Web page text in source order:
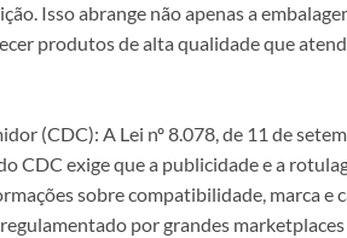
Isso abrange não apenas a
produtos de alta qualidade que
(CDC): A Lei nº 8.078, de 11 de
CDC exige que a publicidade e a
sobre compatibilidade, marca
regulamentado por grandes